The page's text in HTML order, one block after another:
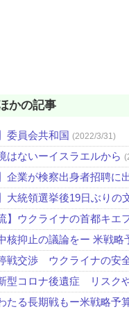
かの記事
委員会共和国 (2022/3/31)
はないーイスラエルから
企業が検察出身者招聘
大統領選挙後19日ぶりの
】ウクライナの首都キ
核抑止の議論をー 米戦
戦交渉 ウクライナの安
型コロナ後遺症 リスク
たる長期戦もー米戦略予